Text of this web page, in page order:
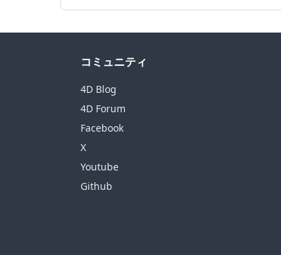
コミュニティ
4D Blog
4D Forum
Facebook
X
Youtube
Github